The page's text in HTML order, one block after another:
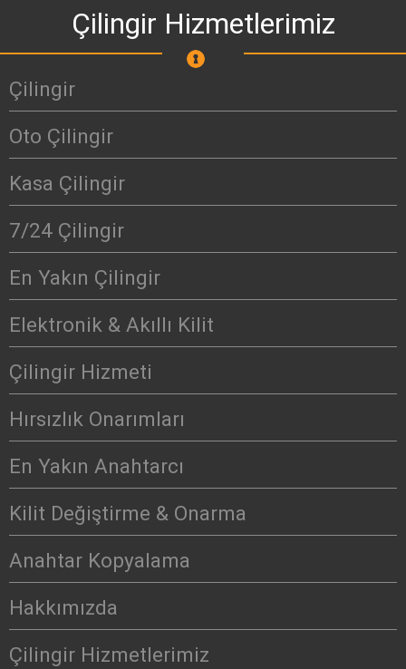
Çilingir Hizmetlerimiz
Çilingir
Oto Çilingir
Kasa Çilingir
7/24 Çilingir
En Yakın Çilingir
Elektronik & Akıllı Kilit
Çilingir Hizmeti
Hırsızlık Onarımları
En Yakın Anahtarcı
Kilit Değiştirme & Onarma
Anahtar Kopyalama
Hakkımızda
Çilingir Hizmetlerimiz